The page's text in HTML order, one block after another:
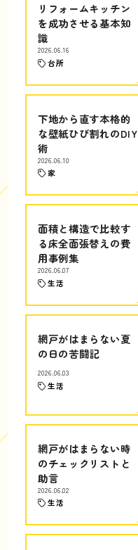
リフォームキッチン
を成功させる基本知
識
2026.06.16
台所
下地から直す本格的
な壁紙ひび割れのDIY
術
2026.06.10
家
面積と構造で比較す
る床全面張替えの費
用事例集
2026.06.07
生活
網戸がはまらない夏
の日の苦闘記
2026.06.03
生活
網戸がはまらない時
のチェックリストと
助言
2026.06.02
生活